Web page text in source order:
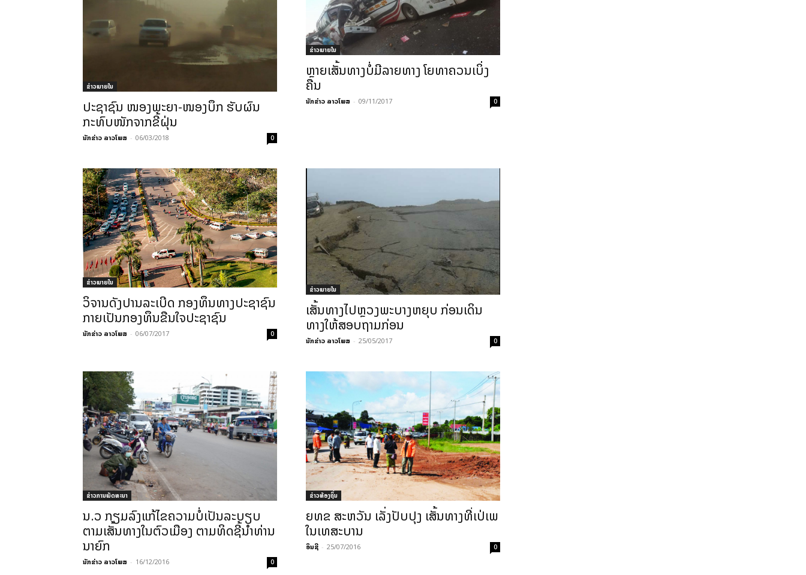
ຂ່າວພາຍ​ໃນ
ປະຊາຊົນ ໜອງພະຍາ-ໜອງບຶກ ຮັບຜົນ
ກະທົບໜັກຈາກຂີ້ຝຸ່ນ
ນັກຂ່າວ ລາວໂພສ - 06/03/2018 0
ຂ່າວພາຍ​ໃນ
ຫຼາຍເສັ້ນທາງບໍ່ມີລາຍທາງ ໂຍທາຄວນເບິ່ງ
ຄືນ
ນັກຂ່າວ ລາວໂພສ - 09/11/2017 0
ຂ່າວພາຍ​ໃນ
ວິຈານດັງປານລະເບີດ ກອງທຶນທາງປະຊາຊົນ
ກາຍເປັນກອງທຶນຂືນໃຈປະຊາຊົນ
ນັກຂ່າວ ລາວໂພສ - 06/07/2017 0
ຂ່າວພາຍ​ໃນ
ເສັ້ນທາງໄປຫຼວງພະບາງຫຍຸບ ກ່ອນເດິນ
ທາງໃຫ້ສອບຖາມກ່ອນ
ນັກຂ່າວ ລາວໂພສ - 25/05/2017 0
ຂ່າວການພັດທະນາ
ນ.ວ ກຽມລົງແກ້ໄຂຄວາມບໍ່ເປັນລະບຽບ
ຕາມເສັ້ນທາງໃນຕົວເມືອງ ຕາມທິດຊີ້ນຳທ່ານ
ນາຍົກ
ນັກຂ່າວ ລາວໂພສ - 16/12/2016 0
ຂ່າວທ້ອງຖິ່ນ
ຍທຂ ສະ­ຫວັນ ເລັ່ງ​ປັບ­ປຸງ ເສັ້ນ­ທາງ​ທີ่ເປ່​ເພ​
ໃນ​ເທ­ສະ​ບານ
ອິນຊີ - 25/07/2016 0